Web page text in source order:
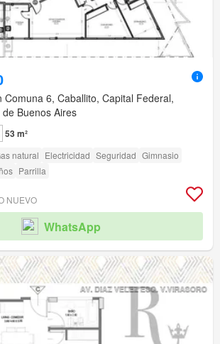
Comuna 6, Caballito, Capital Federal,
Buenos Aires
53 m²
natural Electricidad Seguridad Gimnasio
Parrilla
NUEVO
WhatsApp